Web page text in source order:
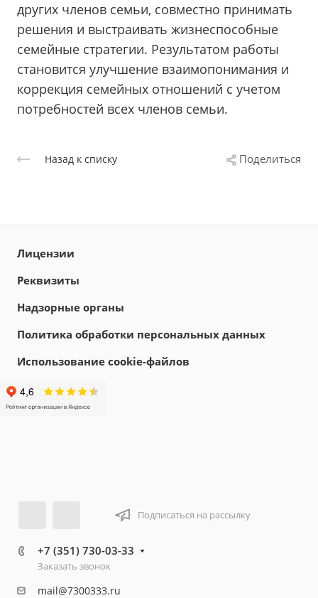
других членов семьи, совместно принимать
решения и выстраивать жизнеспособные
семейные стратегии. Результатом работы
становится улучшение взаимопонимания и
коррекция семейных отношений с учетом
потребностей всех членов семьи.
Назад к списку Поделиться
Лицензии
Реквизиты
Надзорные органы
Политика обработки персональных данных
Использование cookie-файлов
Подписаться на рассылку
+7 (351) 730-03-33
Заказать звонок
mail@7300333.ru